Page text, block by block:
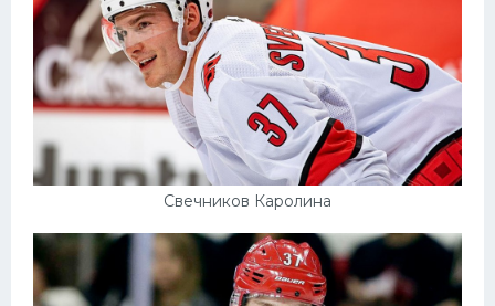
Свечников Каролина